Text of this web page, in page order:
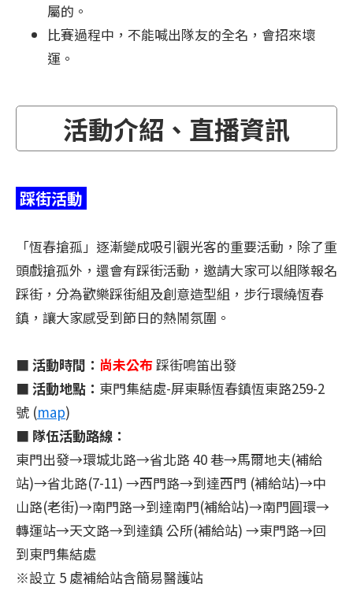
屬的。
比賽過程中，不能喊出隊友的全名，會招來壞
運。
活動介紹、直播資訊
踩街活動
「恆春搶孤」逐漸變成吸引觀光客的重要活動，除了重
頭戲搶孤外，還會有踩街活動，邀請大家可以組隊報名
踩街，分為歡樂踩街組及創意造型組，步行環繞恆春
鎮，讓大家感受到節日的熱鬧氛圍。
■ 活動時間： 尚未公布踩街鳴笛出發
■ 活動地點： 東門集結處-屏東縣恆春鎮恆東路259-2
號 (map)
■ 隊伍活動路線：
東門出發→環城北路→省北路 40 巷→馬爾地夫(補給
站)→省北路(7-11) →西門路→到達西門 (補給站)→中
山路(老街)→南門路→到達南門(補給站)→南門圓環→
轉運站→天文路→到達鎮 公所(補給站) →東門路→回
到東門集結處
※設立 5 處補給站含簡易醫護站